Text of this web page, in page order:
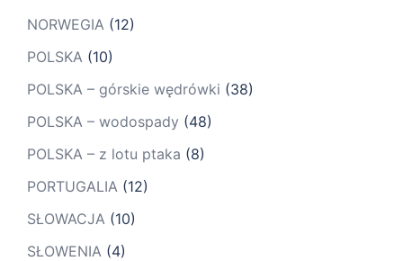
NORWEGIA (12)
POLSKA (10)
POLSKA – górskie wędrówki (38)
POLSKA – wodospady (48)
POLSKA – z lotu ptaka (8)
PORTUGALIA (12)
SŁOWACJA (10)
SŁOWENIA (4)